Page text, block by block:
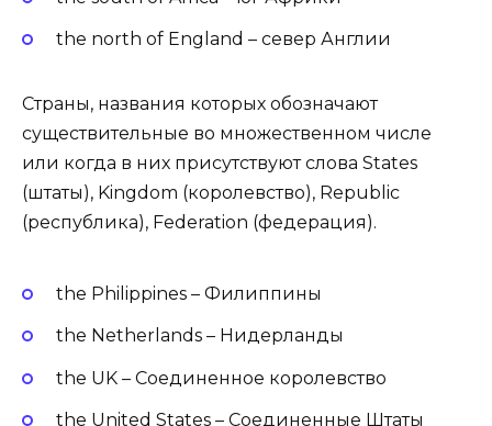
the north of England – север Англии
Страны, названия которых обозначают
существительные во множественном числе
или когда в них присутствуют слова States
(штаты), Kingdom (королевство), Republic
(республика), Federation (федерация).
the Philippines – Филиппины
the Netherlands – Нидерланды
the UK – Соединенное королевство
the United States – Соединенные Штаты